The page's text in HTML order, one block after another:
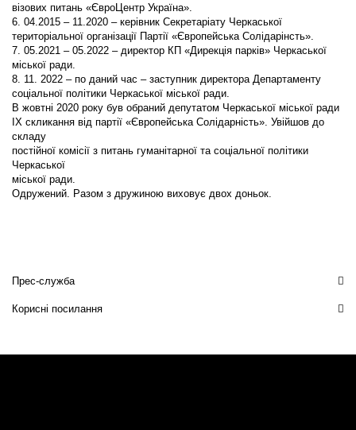
візових питань «ЄвроЦентр Україна».
6. 04.2015 – 11.2020 – керівник Секретаріату Черкаської
територіальної організації Партії «Європейська Солідарінсть».
7. 05.2021 – 05.2022 – директор КП «Дирекція парків» Черкаської
міської ради.
8. 11. 2022 – по даний час – заступник директора Департаменту
соціальної політики Черкаської міської ради.
В жовтні 2020 року був обраний депутатом Черкаської міської ради
IX скликання від партії «Європейська Солідарність». Увійшов до
складу
постійної комісії з питань гуманітарної та соціальної політики
Черкаської
міської ради.
Одружений. Разом з дружиною виховує двох доньок.
Прес-служба
Корисні посилання